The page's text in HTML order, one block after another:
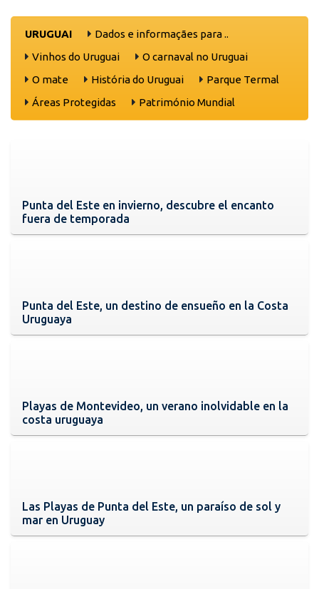
URUGUAI
Dados e informaçães para ..
Vinhos do Uruguai
O carnaval no Uruguai
O mate
História do Uruguai
Parque Termal
Áreas Protegidas
Património Mundial
Punta del Este en invierno, descubre el encanto
fuera de temporada
Punta del Este, un destino de ensueño en la Costa
Uruguaya
Playas de Montevideo, un verano inolvidable en la
costa uruguaya
Las Playas de Punta del Este, un paraíso de sol y
mar en Uruguay